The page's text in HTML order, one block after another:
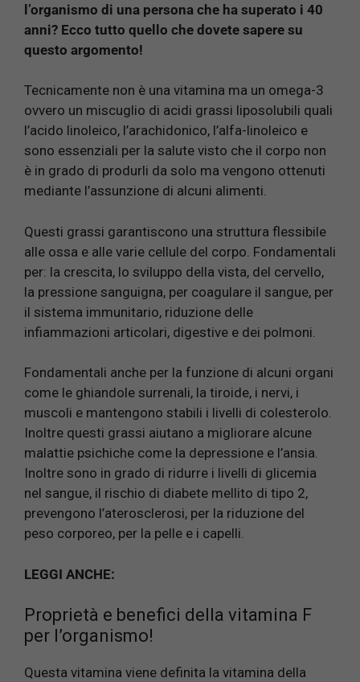
l’organismo di una persona che ha superato i 40
anni? Ecco tutto quello che dovete sapere su
questo argomento!
Tecnicamente non è una vitamina ma un omega-3
ovvero un miscuglio di acidi grassi liposolubili quali
l’acido linoleico, l’arachidonico, l’alfa-linoleico e
sono essenziali per la salute visto che il corpo non
è in grado di produrli da solo ma vengono ottenuti
mediante l’assunzione di alcuni alimenti.
Questi grassi garantiscono una struttura flessibile
alle ossa e alle varie cellule del corpo. Fondamentali
per: la crescita, lo sviluppo della vista, del cervello,
la pressione sanguigna, per coagulare il sangue, per
il sistema immunitario, riduzione delle
infiammazioni articolari, digestive e dei polmoni.
Fondamentali anche per la funzione di alcuni organi
come le ghiandole surrenali, la tiroide, i nervi, i
muscoli e mantengono stabili i livelli di colesterolo.
Inoltre questi grassi aiutano a migliorare alcune
malattie psichiche come la depressione e l’ansia.
Inoltre sono in grado di ridurre i livelli di glicemia
nel sangue, il rischio di diabete mellito di tipo 2,
prevengono l’aterosclerosi, per la riduzione del
peso corporeo, per la pelle e i capelli.
LEGGI ANCHE:
Proprietà e benefici della vitamina F
per l’organismo!
Questa vitamina viene definita la vitamina della